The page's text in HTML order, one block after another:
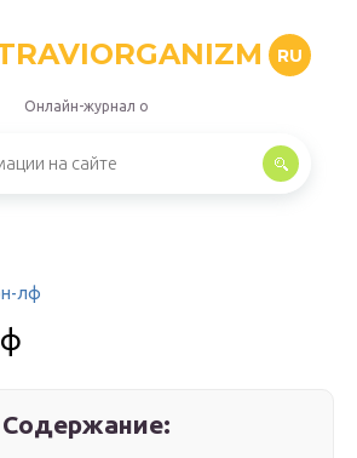
RU
Онлайн-журнал о
лф
Содержание: